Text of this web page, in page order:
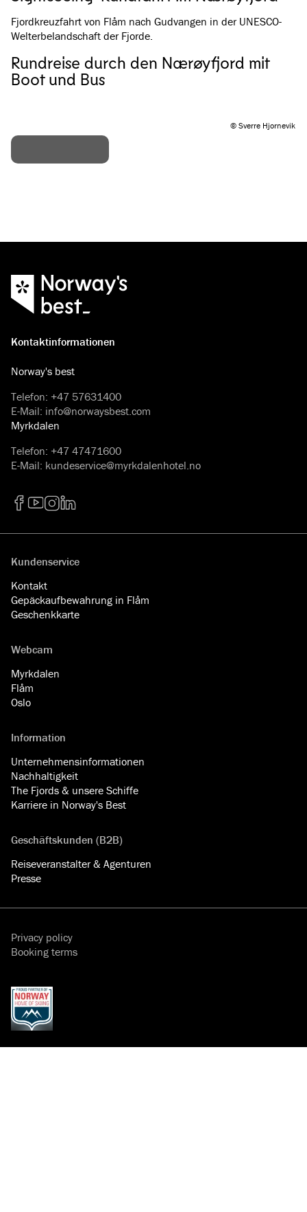
Fjordkreuzfahrt von Flåm nach Gudvangen in der UNESCO-
Welterbelandschaft der Fjorde.
Rundreise durch den Nærøyfjord mit
Boot und Bus
© Sverre Hjornevik
Kontaktinformationen
Norway's best
Telefon: +47 57631400
E-Mail: info@norwaysbest.com
Myrkdalen
Telefon: +47 47471600
E-Mail: kundeservice@myrkdalenhotel.no
Kundenservice
Kontakt
Gepäckaufbewahrung in Flåm
Geschenkkarte
Webcam
Myrkdalen
Flåm
Oslo
Information
Unternehmensinformationen
Nachhaltigkeit
The Fjords & unsere Schiffe
Karriere in Norway's Best
Geschäftskunden (B2B)
Reiseveranstalter & Agenturen
Presse
Privacy policy
Booking terms